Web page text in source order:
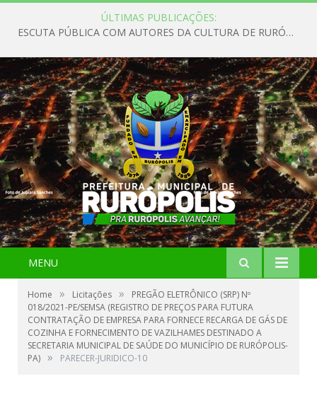
ÚLTIMAS PUBLICAÇÕES:
ESCUTA PÚBLICA COM AUTORES DA CULTURA DE RURÓPOLIS
MENU
Home » Licitações »
PREGÃO ELETRÔNICO (SRP) Nº
018/2021-PE/SEMSA (REGISTRO DE PREÇOS PARA FUTURA
CONTRATAÇÃO DE EMPRESA PARA FORNECE RECARGA DE GÁS DE
COZINHA E FORNECIMENTO DE VAZILHAMES DESTINADO A
SECRETARIA MUNICIPAL DE SAÚDE DO MUNICÍPIO DE RURÓPOLIS-
PA) » PARECER-JURIDICO-10